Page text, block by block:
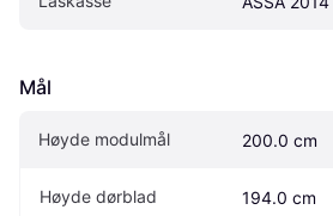
Mål
Høyde modulmål 200.0 cm
Høyde dørblad 194.0 cm